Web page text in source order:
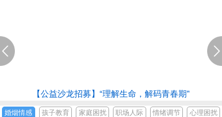
【公益沙龙招募】“理解生命，解码青春期”
婚烟情感 孩子教育 家庭困扰 职场人际 情绪调节 心理困扰